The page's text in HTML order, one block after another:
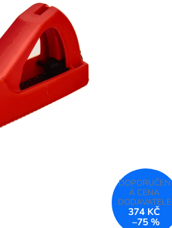
374 KČ
–75 %